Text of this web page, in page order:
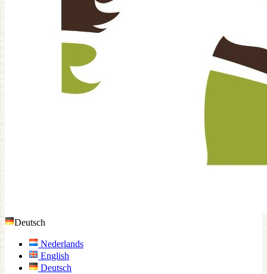
Deutsch
Nederlands
English
Deutsch